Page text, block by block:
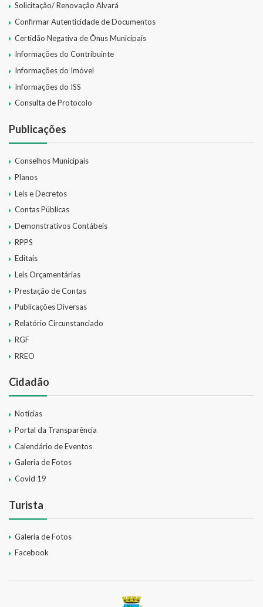
Transparência
Portal da Transparência
Concurso Público
Carta de Serviços
Solicitação/ Renovação Alvará
Confirmar Autenticidade de Documentos
Certidão Negativa de Ônus Municipais
Informações do Contribuinte
Informações do Imóvel
Informações do ISS
Consulta de Protocolo
Publicações
Conselhos Municipais
Planos
Leis e Decretos
Contas Públicas
Demonstrativos Contábeis
RPPS
Editais
Leis Orçamentárias
Prestação de Contas
Publicações Diversas
Relatório Circunstanciado
RGF
RREO
Cidadão
Notícias
Portal da Transparência
Calendário de Eventos
Galeria de Fotos
Covid 19
Turista
Galeria de Fotos
Facebook